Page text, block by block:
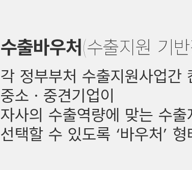
수출바우처(수출지원 기
각 정부부처 수출지원사업간
중소ㆍ중견기업이
자사의 수출역량에 맞는 수
선택할 수 있도록 ‘바우처’ 형